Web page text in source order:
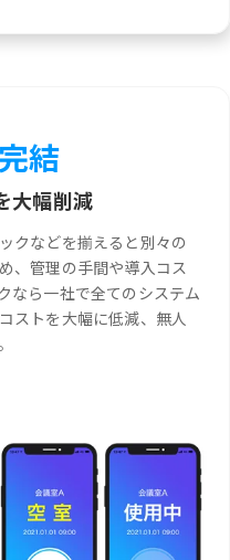
結
大幅削減
クなどを揃えると別々の
、管理の手間や導入コス
なら一社で全てのシステム
ストを大幅に低減、無人